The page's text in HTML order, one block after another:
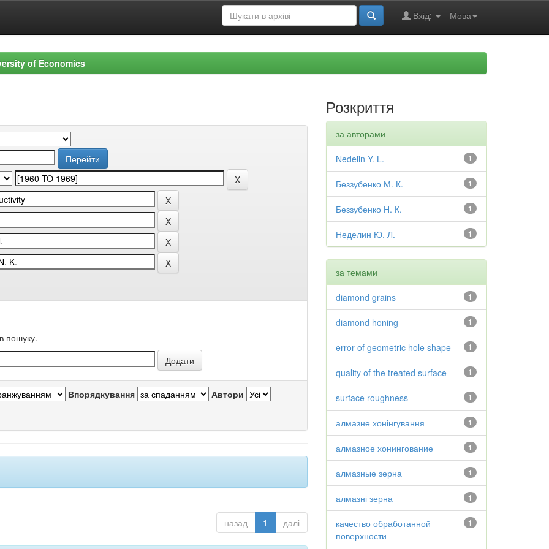
Мова
Вхід:
of Economics
пошуку.
Впорядкування Автори
назад 1 далі
Розкриття
за авторами
1
Nedelin Y. L.
1
Беззубенко М. К.
1
Беззубенко Н. К.
1
Неделин Ю. Л.
за темами
1
diamond grains
1
diamond honing
1
error of geometric hole shape
1
quality of the treated surface
1
surface roughness
1
алмазне хонінгування
1
алмазное хонингование
1
алмазные зерна
1
алмазні зерна
1
качество обработанной
поверхности